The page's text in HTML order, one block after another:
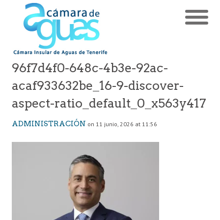
96f7d4f0-648c-4b3e-92ac-
acaf933632be_16-9-discover-
aspect-ratio_default_0_x563y417
ADMINISTRACIÓN on 11 junio, 2026 at 11:56